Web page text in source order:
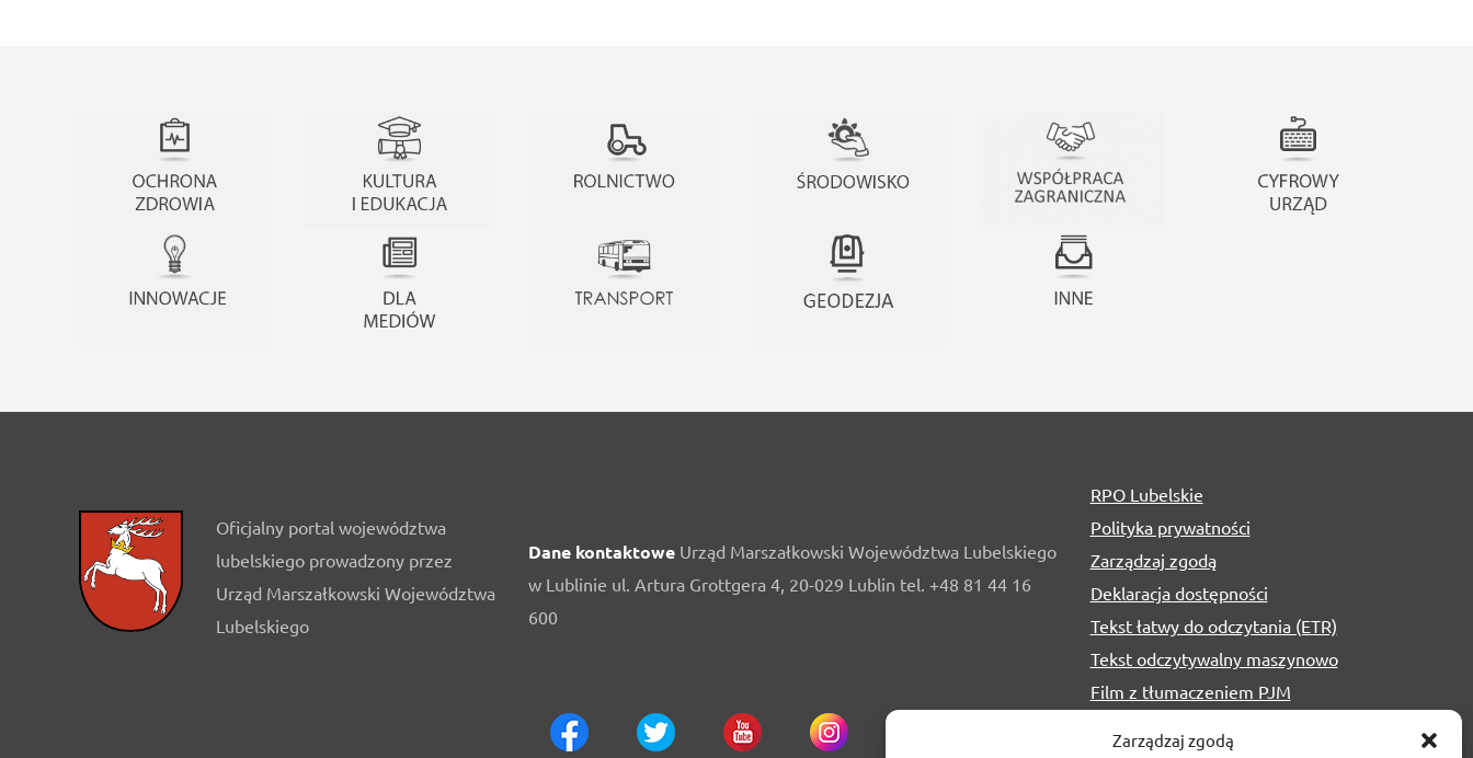
Zarządzaj zgodą
Oficjalny portal województwa
lubelskiego prowadzony przez
Urząd Marszałkowski Województwa
Lubelskiego
Dane kontaktowe Urząd Marszałkowski Województwa Lubelskiego
w Lublinie ul. Artura Grottgera 4, 20-029 Lublin tel. +48 81 44 16
600
RPO Lubelskie
Polityka prywatności
Zarządzaj zgodą
Deklaracja dostępności
Tekst łatwy do odczytania (ETR)
Tekst odczytywalny maszynowo
Film z tłumaczeniem PJM